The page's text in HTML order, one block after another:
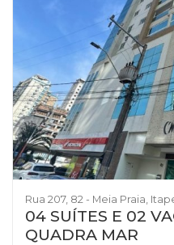
Rua 207, 82 - Meia Praia,
04 SUÍTES E 02
QUADRA MAR